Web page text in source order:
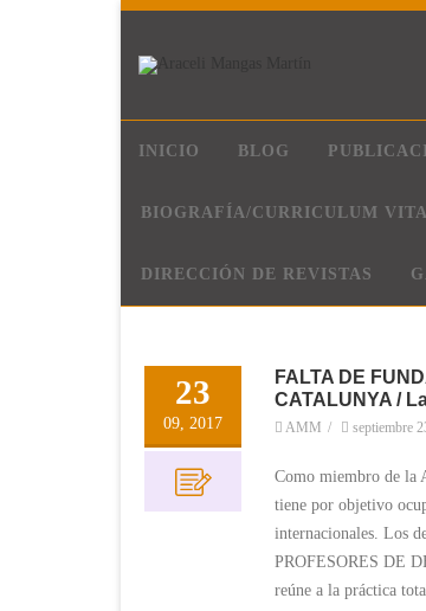
INICIO BLOG
BIOGRAFÍA/CURRICULUM
DIRECCIÓN DE REVISTAS
23
09, 2017
FALTA DE
CATALUNYA /
AMM / septiembre
Como miembro de la
tiene por objetivo
internacionales. Los
PROFESORES DE
reúne a la práctica